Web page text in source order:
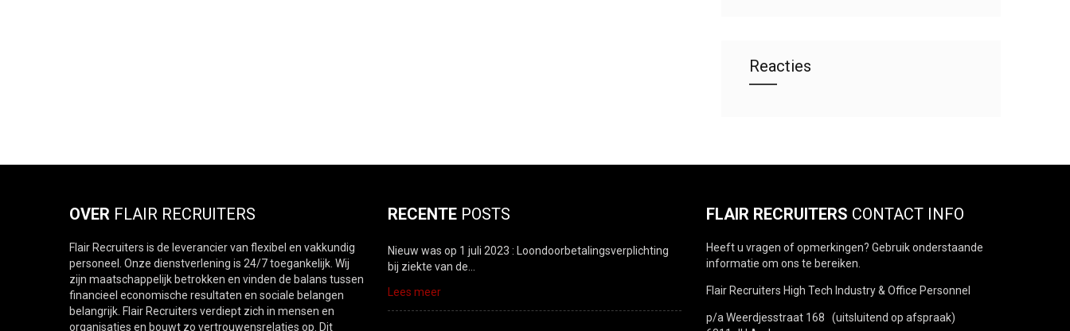
Reacties
OVER FLAIR RECRUITERS
Flair Recruiters is de leverancier van flexibel en vakkundig
personeel. Onze dienstverlening is 24/7 toegankelijk. Wij
zijn maatschappelijk betrokken en vinden de balans tussen
financieel economische resultaten en sociale belangen
belangrijk. Flair Recruiters verdiept zich in mensen en
organisaties en bouwt zo vertrouwensrelaties op. Dit
RECENTEPOSTS
Nieuw was op 1 juli 2023 : Loondoorbetalingsverplichting
bij ziekte van de…
Lees meer
FLAIR RECRUITERS CONTACT INFO
Heeft u vragen of opmerkingen? Gebruik onderstaande
informatie om ons te bereiken.
Flair Recruiters High Tech Industry & Office Personnel
p/a Weerdjesstraat 168 (uitsluitend op afspraak)